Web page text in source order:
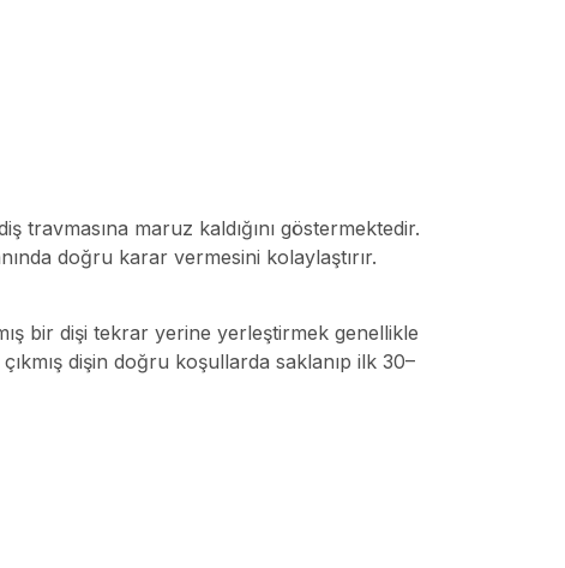
travmasına maruz kaldığını göstermektedir.
doğru karar vermesini kolaylaştırır.
bir dişi tekrar yerine yerleştirmek genellikle
dişin doğru koşullarda saklanıp ilk 30–